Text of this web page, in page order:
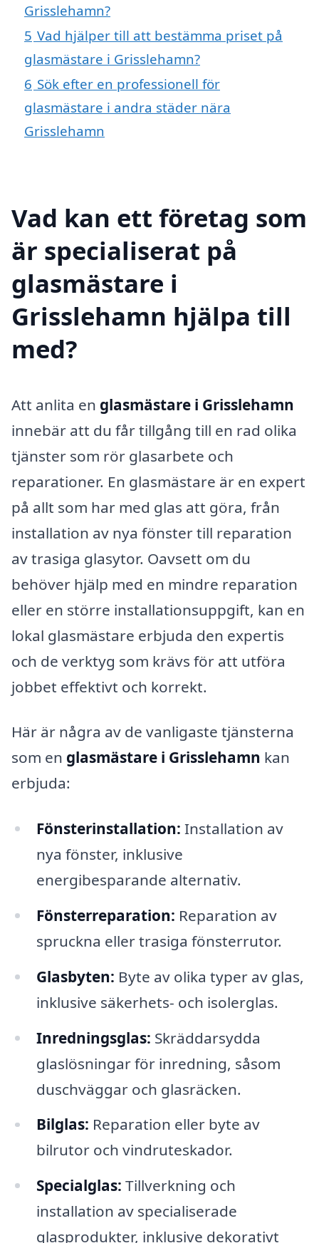
Grisslehamn?
5 Vad hjälper till att bestämma priset på
glasmästare i Grisslehamn?
6 Sök efter en professionell för
glasmästare i andra städer nära
Grisslehamn
Vad kan ett företag som
är specialiserat på
glasmästare i
Grisslehamn hjälpa till
med?
Att anlita en glasmästare i Grisslehamn
innebär att du får tillgång till en rad olika
tjänster som rör glasarbete och
reparationer. En glasmästare är en expert
på allt som har med glas att göra, från
installation av nya fönster till reparation
av trasiga glasytor. Oavsett om du
behöver hjälp med en mindre reparation
eller en större installationsuppgift, kan en
lokal glasmästare erbjuda den expertis
och de verktyg som krävs för att utföra
jobbet effektivt och korrekt.
Här är några av de vanligaste tjänsterna
som en glasmästare i Grisslehamn kan
erbjuda:
Fönsterinstallation: Installation av
nya fönster, inklusive
energibesparande alternativ.
Fönsterreparation: Reparation av
spruckna eller trasiga fönsterrutor.
Glasbyten: Byte av olika typer av glas,
inklusive säkerhets- och isolerglas.
Inredningsglas: Skräddarsydda
glaslösningar för inredning, såsom
duschväggar och glasräcken.
Bilglas: Reparation eller byte av
bilrutor och vindruteskador.
Specialglas: Tillverkning och
installation av specialiserade
glasprodukter, inklusive dekorativt